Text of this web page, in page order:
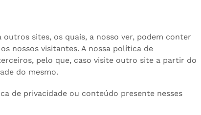
outros sites, os quais, a nosso ver, podem conter
nossos visitantes. A nossa política de
pelo que, caso visite outro site a partir do
do mesmo.
de privacidade ou conteúdo presente nesses